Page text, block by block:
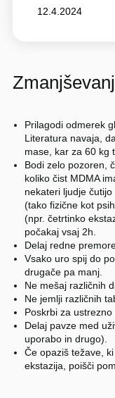
12.4.2024
Prilagodi odmerek
Literatura navaja,
mase, kar za 60 kg
Bodi zelo pozoren,
koliko čist MDMA
nekateri ljudje
(tako fizične kot
(npr. četrtinko
počakaj vsaj 2h.
Delaj redne
Vsako uro spij do
drugače pa manj.
Ne mešaj različnih
Ne jemlji različnih
Poskrbi za
Delaj pavze med
uporabo in drugo).
Če opaziš težave,
ekstazija, poišči